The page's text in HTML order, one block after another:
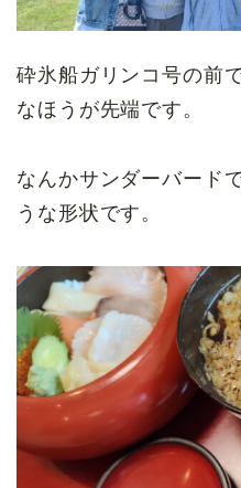
砕氷船ガリンコ号の前
なほうが先端です。
なんかサンダーバード
うな形状です。